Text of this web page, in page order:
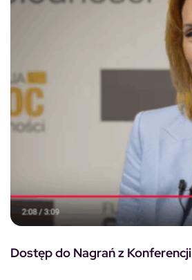
Dostęp do Nagrań z Konferencji